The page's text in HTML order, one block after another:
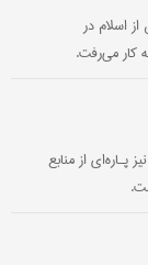
اسلام در
کار می‌رفت.
پـاره‌ای از منابع